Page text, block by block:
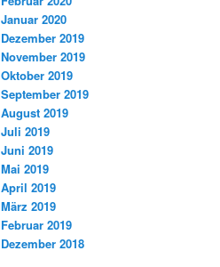
Januar 2020
Dezember 2019
November 2019
Oktober 2019
September 2019
August 2019
Juli 2019
Juni 2019
Mai 2019
April 2019
März 2019
Februar 2019
Dezember 2018